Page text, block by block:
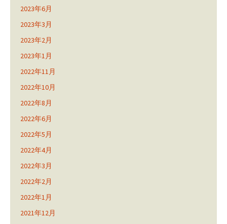
2023年6月
2023年3月
2023年2月
2023年1月
2022年11月
2022年10月
2022年8月
2022年6月
2022年5月
2022年4月
2022年3月
2022年2月
2022年1月
2021年12月